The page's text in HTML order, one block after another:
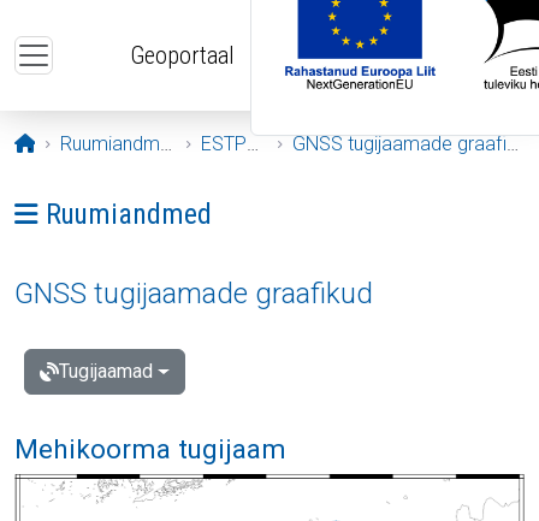
Geoportaal
Avaleht
Ruumiandmed ESTPOS GNSS tugijaamade graafikud
Ava menüü: Ruumiandmed
Ruumiandmed
GNSS tugijaamade graafikud
Tugijaamad
Mehikoorma tugijaam